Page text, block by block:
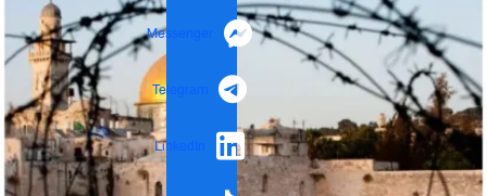
Messenger
Telegram
LinkedIn